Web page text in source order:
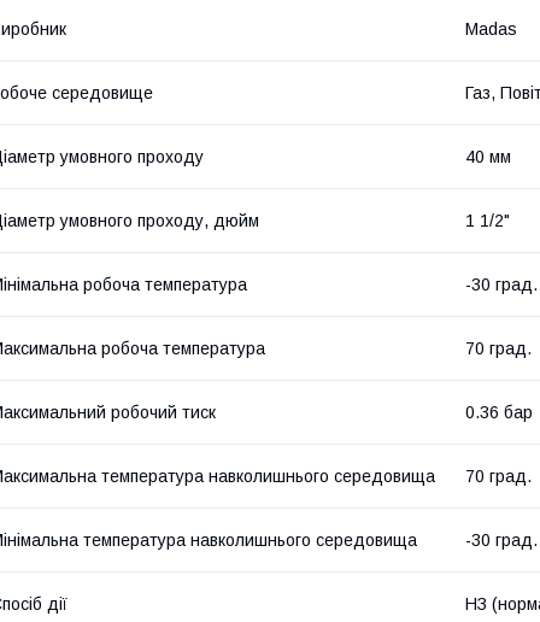
Madas
середовище Газ,
умовного проходу 40 мм
умовного проходу, дюйм 1 1/2"
робоча температура -30 град.
робоча температура 70 град.
робочий тиск 0.36 бар
температура навколишнього середовища 70 град.
температура навколишнього середовища -30 град.
дії НЗ